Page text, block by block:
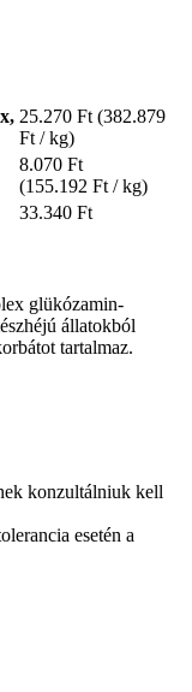
25.270 Ft (382.879
Ft / kg)
8.070 Ft
(155.192 Ft / kg)
33.340 Ft
glükózamin-
állatokból
tartalmaz.
konzultálniuk kell
esetén a